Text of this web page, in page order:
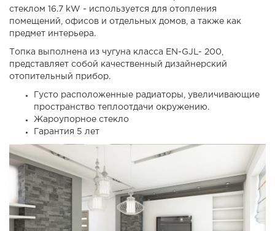
стеклом 16.7 kW - используется для отопления
помещений, офисов и отдельных домов, а также как
предмет интерьера.
Топка выполнена из чугуна класса EN-GJL- 200,
представляет собой качественный дизайнерский
отопительный прибор.
Густо расположенные радиаторы, увеличивающие
пространство теплоотдачи окружению.
Жароупорное стекло
Гарантия 5 лет